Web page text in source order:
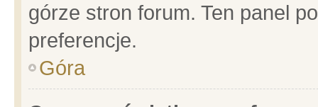
górze stron forum. Ten panel
preferencje.
Góra